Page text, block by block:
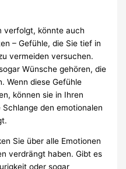
verfolgt, könnte auch
– Gefühle, die Sie tief in
vermeiden versuchen.
Wünsche gehören, die
Wenn diese Gefühle
können sie in Ihren
den emotionalen
Sie über alle Emotionen
verdrängt haben. Gibt es
oder sogar